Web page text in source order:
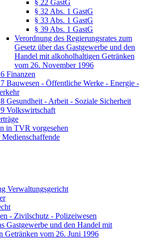
§ 22 GastG
§ 32 Abs. 1 GastG
§ 33 Abs. 1 GastG
§ 39 Abs. 1 GastG
Verordnung des Regierungsrates zum
Gesetz über das Gastgewerbe und den
Handel mit alkoholhaltigen Getränken
vom 26. November 1996
Finanzen
Bauwesen - Öffentliche Werke - Energie -
Gesundheit - Arbeit - Soziale Sicherheit
Volkswirtschaft
in TVR vorgesehen
Verwaltungsgericht
- Zivilschutz - Polizeiwesen
Gastgewerbe und den Handel mit
Getränken vom 26. Juni 1996